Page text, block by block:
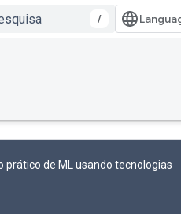
/
prático de ML usando tecnologias